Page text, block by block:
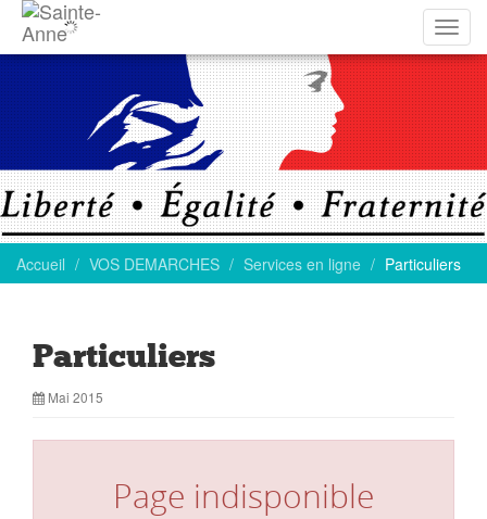
la
Accueil VOS DEMARCHES Services en ligne Particuliers
Particuliers
Mai 2015
Page indisponible